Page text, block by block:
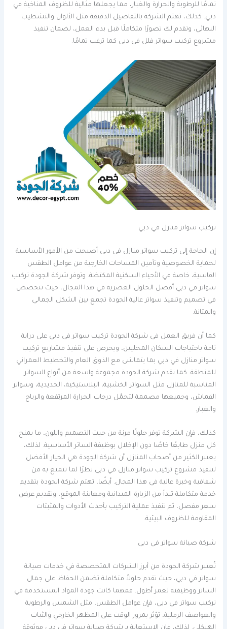
تمامًا للرطوبة والحرارة والغبار، مما يجعلها مثالية للظروف المناخية في
دبي. كذلك، تهتم الشركة بالتفاصيل الدقيقة مثل الألوان والتشطيب
النهائي، وتقدم لك تصورًا متكاملًا قبل بدء العمل، لضمان تنفيذ
مشروع تركيب سواتر فلل في دبي كما ترغب تمامًا.
تركيب سواتر منازل في دبي
إن الحاجة إلى تركيب سواتر منازل في دبي أصبحت من الأمور الأساسية
لحماية الخصوصية وتأمين المساحات الخارجية من عوامل الطقس
القاسية، خاصة في الأحياء السكنية المكتظة. وتوفر شركة الجودة تركيب
سواتر في دبي أفضل الحلول العصرية في هذا المجال، حيث تتخصص
في تصميم وتنفيذ سواتر عالية الجودة تجمع بين الشكل الجمالي
والمتانة.
كما أن فريق العمل في شركة الجودة تركيب سواتر في دبي على دراية
تامة باحتياجات السكان المحليين، ويحرص على تنفيذ مشاريع تركيب
سواتر منازل في دبي بما يتماشى مع الذوق العام والتخطيط العمراني
للمنطقة. كما تقدم شركة الجودة مجموعة واسعة من أنواع السواتر
المناسبة للمنازل مثل السواتر الخشبية، البلاستيكية، الحديدية، وسواتر
القماش، وجميعها مصممة لتحمّل درجات الحرارة المرتفعة والرياح
والغبار.
كذلك، فإن الشركة توفر حلولًا مرنة من حيث التصميم واللون، ما يمنح
كل منزل طابعًا خاصًا دون الإخلال بوظيفة الساتر الأساسية. لذلك،
يعتبر الكثير من أصحاب المنازل أن شركة الجودة هي الخيار الأفضل
لتنفيذ مشروع تركيب سواتر منازل في دبي نظرًا لما تتمتع به من
شفافية وخبرة عالية في هذا المجال. أيضًا، تهتم شركة الجودة بتقديم
خدمة متكاملة تبدأ من الزيارة الميدانية ومعاينة الموقع، وتقديم عرض
سعر مفصل، ثم تنفيذ عملية التركيب بأحدث الأدوات والمثبتات
المقاومة للظروف البيئية.
شركة صيانة سواتر في دبي
تُعتبر شركة الجودة من أبرز الشركات المتخصصة في خدمات صيانة
سواتر في دبي، حيث تقدم حلولاً متكاملة تضمن الحفاظ على جمال
الساتر ووظيفته لعمر أطول. فمهما كانت جودة المواد المستخدمة في
تركيب سواتر في دبي، فإن عوامل الطقس، مثل الشمس والرطوبة
والعواصف الرملية، تؤثر بمرور الوقت على المظهر الخارجي والثبات